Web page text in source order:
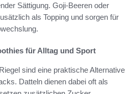
Sättigung. Goji-Beeren oder
als Topping und sorgen für
für Alltag und Sport
sind eine praktische Alternative
Datteln dienen dabei oft als